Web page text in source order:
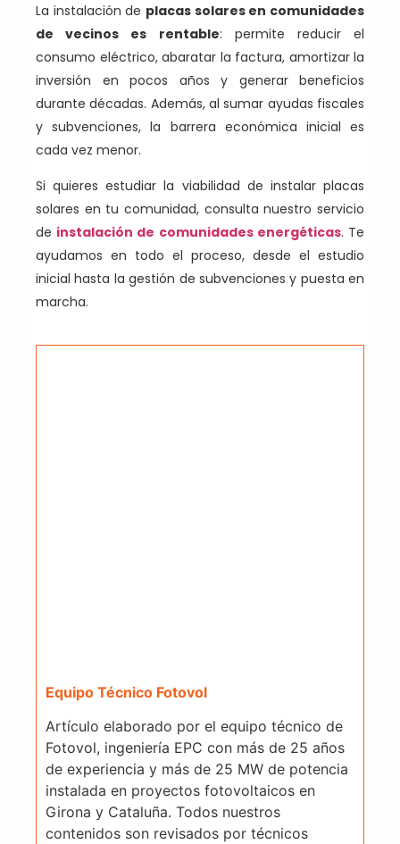
La instalación de placas solares en comunidades
de vecinos es rentable: permite reducir el
consumo eléctrico, abaratar la factura, amortizar la
inversión en pocos años y generar beneficios
durante décadas. Además, al sumar ayudas fiscales
y subvenciones, la barrera económica inicial es
cada vez menor.
Si quieres estudiar la viabilidad de instalar placas
solares en tu comunidad, consulta nuestro servicio
de instalación de comunidades energéticas. Te
ayudamos en todo el proceso, desde el estudio
inicial hasta la gestión de subvenciones y puesta en
marcha.
Equipo Técnico Fotovol
Artículo elaborado por el equipo técnico de
Fotovol, ingeniería EPC con más de 25 años
de experiencia y más de 25 MW de potencia
instalada en proyectos fotovoltaicos en
Girona y Cataluña. Todos nuestros
contenidos son revisados por técnicos